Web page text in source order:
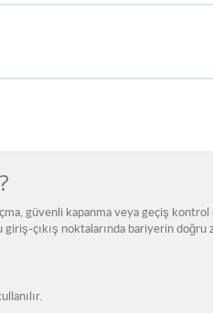
güvenli kapanma veya geçiş
çıkış noktalarında bariyerin doğru